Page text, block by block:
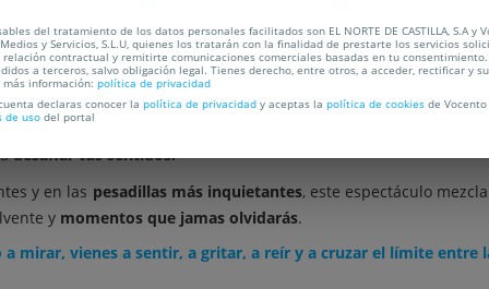
puede convertirse en espectáculo, por eso naceEL
unen bajo una misma carpa
. Un lugar donde lo imposible
desafiar tus sentidos.
y en las pesadillas más inquietantes, este espectáculo
y momentos que jamas olvidarás.
a mirar, vienes a sentir, a gritar, a reír y a cruzar el límite entre
del tratamiento de los datos personales facilitados son EL NORTE DE CASTILLA, S.A y
y Servicios, S.L.U, quienes los tratarán con la finalidad de prestarte los servicios
contractual y remitirte comunicaciones comerciales basadas en tu
a terceros, salvo obligación legal. Tienes derecho, entre otros, a acceder, rectificar y
información: política de privacidad
declaras conocer la política de privacidad y aceptas la política de cookies de
de uso del portal